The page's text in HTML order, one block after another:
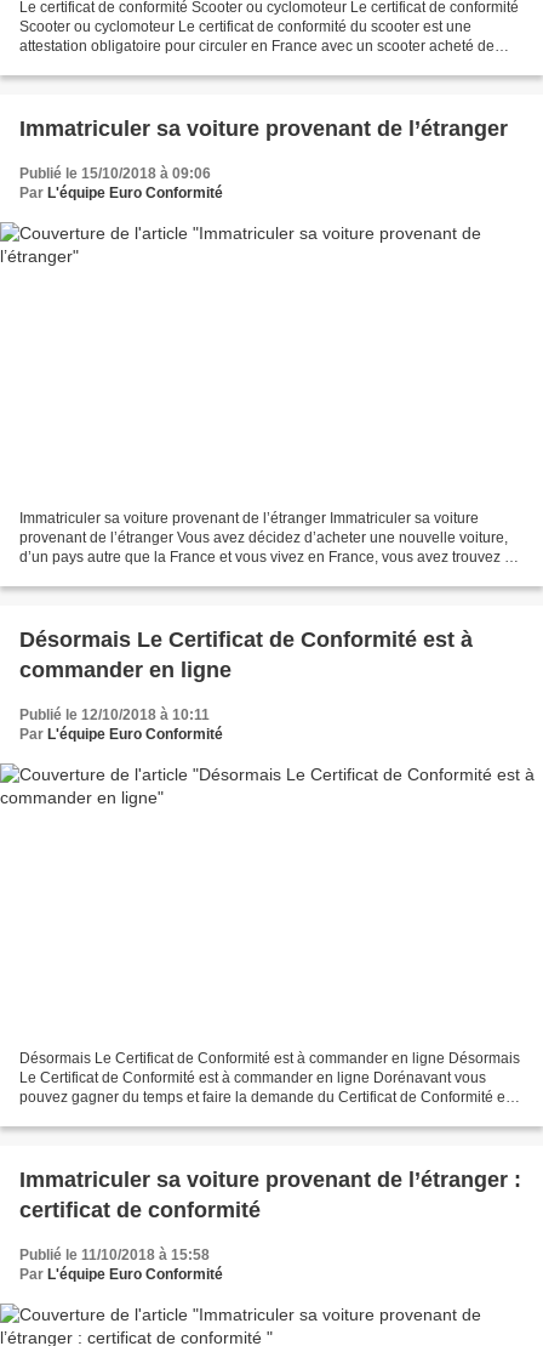
Le certificat de conformité Scooter ou cyclomoteur Le certificat de conformité
Scooter ou cyclomoteur Le certificat de conformité du scooter est une
attestation obligatoire pour circuler en France avec un scooter acheté de
Immatriculer sa voiture provenant de l’étranger
Publié le 15/10/2018 à 09:06
Par L'équipe Euro Conformité
Immatriculer sa voiture provenant de l’étranger Immatriculer sa voiture
provenant de l’étranger Vous avez décidez d’acheter une nouvelle voiture,
d’un pays autre que la France et vous vivez en France, vous avez trouvez un
Désormais Le Certificat de Conformité est à
commander en ligne
Publié le 12/10/2018 à 10:11
Par L'équipe Euro Conformité
Désormais Le Certificat de Conformité est à commander en ligne Désormais
Le Certificat de Conformité est à commander en ligne Dorénavant vous
pouvez gagner du temps et faire la demande du Certificat de Conformité en
Immatriculer sa voiture provenant de l’étranger :
certificat de conformité
Publié le 11/10/2018 à 15:58
Par L'équipe Euro Conformité